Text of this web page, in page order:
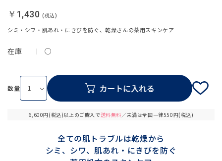
6,600円(税込)以上のご購入で送料無料／未満は全国一律550円(税込)
シミ・シワ・肌あれ・にきびを防ぐ、乾燥さんの薬用スキンケア
￥1,430
在庫 ○
数量
全ての肌トラブルは乾燥から
シミ、シワ、肌あれ・にきびを防ぐ